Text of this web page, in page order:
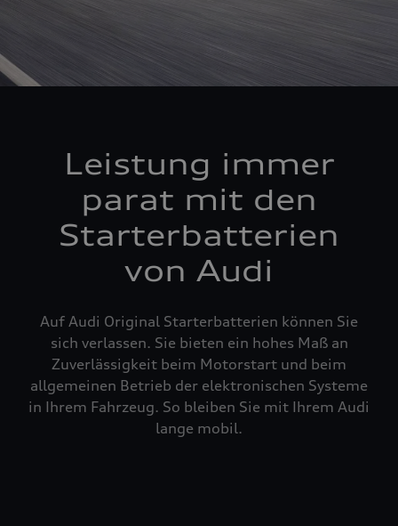
Leistung immer
parat mit den
Starterbatterien
von Audi
Auf Audi Original Starterbatterien können Sie
sich verlassen. Sie bieten ein hohes Maß an
Zuverlässigkeit beim Motorstart und beim
allgemeinen Betrieb der elektronischen Systeme
in Ihrem Fahrzeug. So bleiben Sie mit Ihrem Audi
lange mobil.